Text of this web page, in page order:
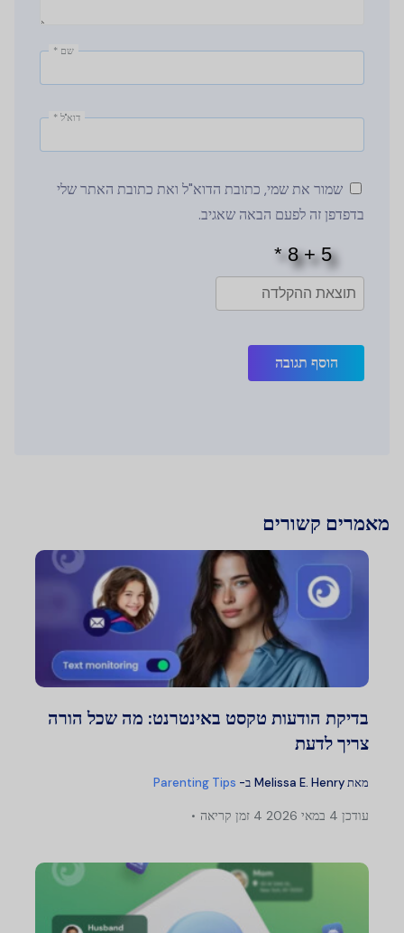
שם *
דוא"ל *
שמור את שמי, כתובת הדוא"ל ואת כתובת האתר שלי
בדפדפן זה לפעם הבאה שאגיב.
הוסף תגובה
מאמרים קשורים
בדיקת הודעות טקסט באינטרנט: מה שכל הורה
צריך לדעת
מאתMelissa E. Henry ב- Parenting Tips
עודכן 4 זמן קריאה